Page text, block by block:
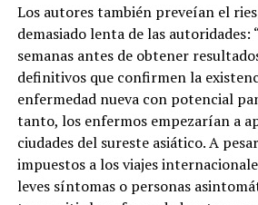
Los autores también preveían el
demasiado lenta de las autoridades:
semanas antes de obtener
definitivos que confirmen la
enfermedad nueva con potencial
tanto, los enfermos empezarían a
ciudades del sureste asiático. A
impuestos a los viajes
leves síntomas o personas